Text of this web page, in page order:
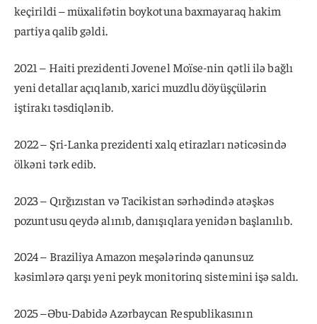
keçirildi – müxalifətin boykotuna baxmayaraq hakim
partiya qalib gəldi.
2021 – Haiti prezidenti Jovenel Moïse-nin qətli ilə bağlı
yeni detallar açıqlanıb, xarici muzdlu döyüşçülərin
iştirakı təsdiqlənib.
2022 – Şri-Lanka prezidenti xalq etirazları nəticəsində
ölkəni tərk edib.
2023 – Qırğızıstan və Tacikistan sərhədində atəşkəs
pozuntusu qeydə alınıb, danışıqlara yenidən başlanılıb.
2024 – Braziliya Amazon meşələrində qanunsuz
kəsimlərə qarşı yeni peyk monitorinq sistemini işə saldı.
2025 –Əbu-Dabidə Azərbaycan Respublikasının